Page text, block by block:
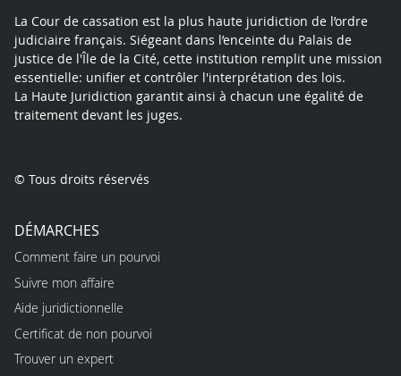
La Cour de cassation est la plus haute juridiction de l’ordre
judiciaire français. Siégeant dans l’enceinte du Palais de
justice de l'Île de la Cité, cette institution remplit une mission
essentielle: unifier et contrôler l'interprétation des lois.
La Haute Juridiction garantit ainsi à chacun une égalité de
traitement devant les juges.
© Tous droits réservés
DÉMARCHES
Comment faire un pourvoi
Suivre mon affaire
Aide juridictionnelle
Certificat de non pourvoi
Trouver un expert